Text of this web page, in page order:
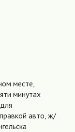
месте,
минутах
авто, ж/